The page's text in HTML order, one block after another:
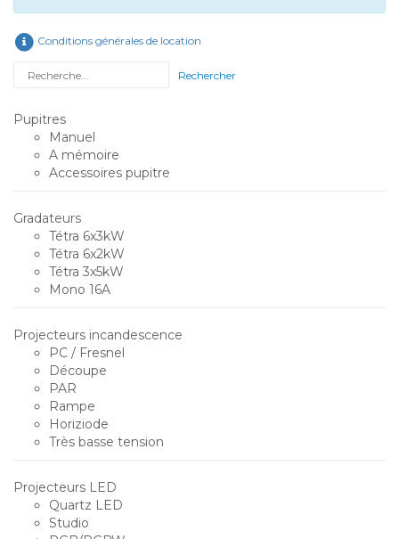
Conditions générales de location
Rechercher
Pupitres
Manuel
A mémoire
Accessoires pupitre
Gradateurs
Tétra 6x3kW
Tétra 6x2kW
Tétra 3x5kW
Mono 16A
Projecteurs incandescence
PC / Fresnel
Découpe
PAR
Rampe
Horiziode
Très basse tension
Projecteurs LED
Quartz LED
Studio